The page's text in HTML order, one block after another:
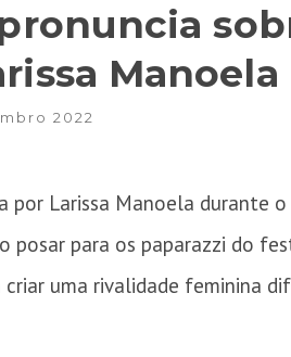
Manoela
2022
Larissa Manoela durante o
para os paparazzi do
uma rivalidade feminina